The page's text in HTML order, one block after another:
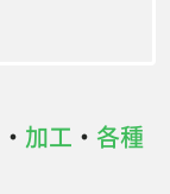
・ 加工 ・ 各種